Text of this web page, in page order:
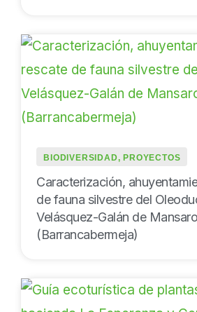
Caracterización,
de fauna silvestre del
Velásquez-Galán de
(Barrancabermeja)
BIODIVERSIDAD, PROYECTOS